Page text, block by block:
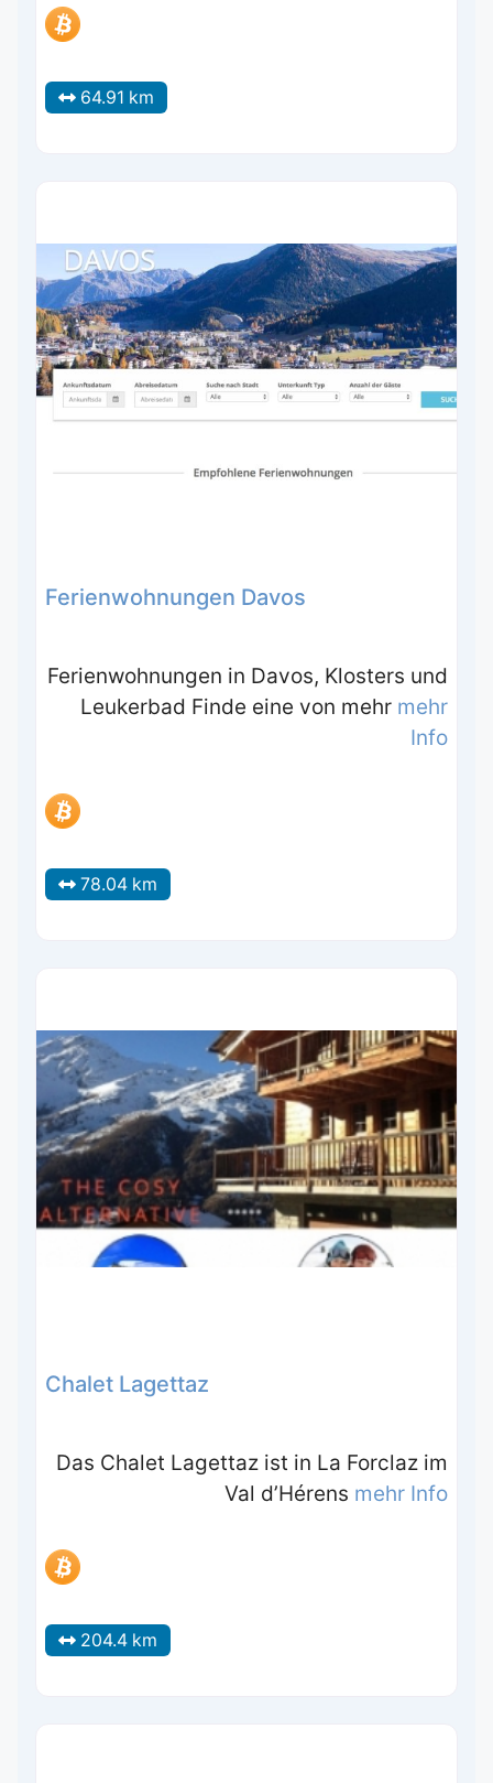
64.91 km
Ferienwohnungen Davos
Ferienwohnungen in Davos, Klosters und
Leukerbad Finde eine von mehr mehr
Info
78.04 km
Chalet Lagettaz
Das Chalet Lagettaz ist in La Forclaz im
Val d’Hérens mehr Info
204.4 km